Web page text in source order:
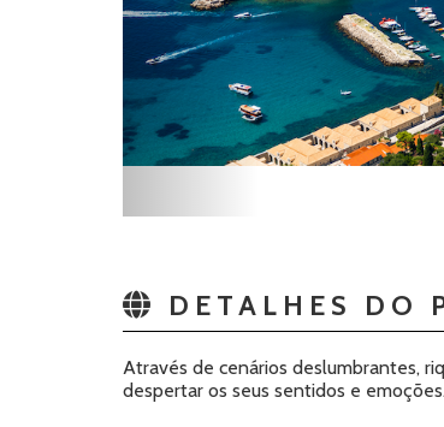
DETALHES DO
Através de cenários deslumbrantes,
despertar os seus sentidos e